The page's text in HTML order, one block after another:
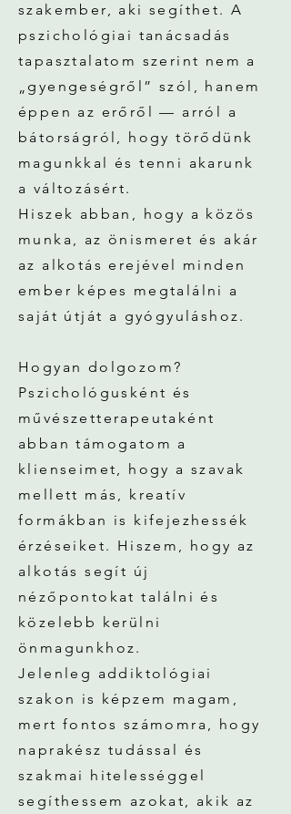
szakember, aki segíthet. A
pszichológiai tanácsadás
tapasztalatom szerint nem a
„gyengeségről” szól, hanem
éppen az erőről — arról a
bátorságról, hogy törődünk
magunkkal és tenni akarunk
a változásért.
Hiszek abban, hogy a közös
munka, az önismeret és akár
az alkotás erejével minden
ember képes megtalálni a
saját útját a gyógyuláshoz.
Hogyan dolgozom?
Pszichológusként és
művészetterapeutaként
abban támogatom a
klienseimet, hogy a szavak
mellett más, kreatív
formákban is kifejezhessék
érzéseiket. Hiszem, hogy az
alkotás segít új
nézőpontokat találni és
közelebb kerülni
önmagunkhoz.
Jelenleg addiktológiai
szakon is képzem magam,
mert fontos számomra, hogy
naprakész tudással és
szakmai hitelességgel
segíthessem azokat, akik az